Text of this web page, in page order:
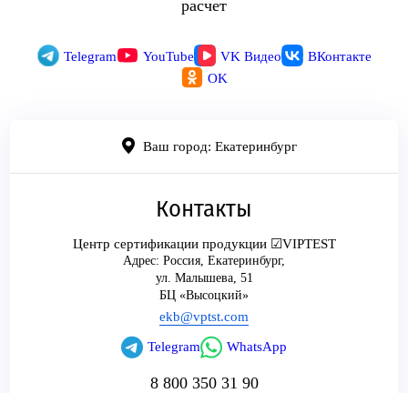
расчет
Telegram YouTube VK Видео
ВКонтакте
OK
Ваш город: Екатеринбург
Контакты
Центр сертификации продукции ☑VIPTEST
Адрес: Россия, Екатеринбург,
ул. Малышева, 51
БЦ «Высоцкий»
ekb@vptst.com
Telegram WhatsApp
8 800 350 31 90